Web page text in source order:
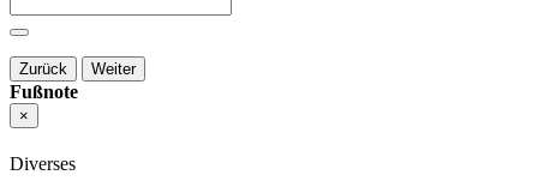
Zurück Weiter
Fußnote
×
Diverses